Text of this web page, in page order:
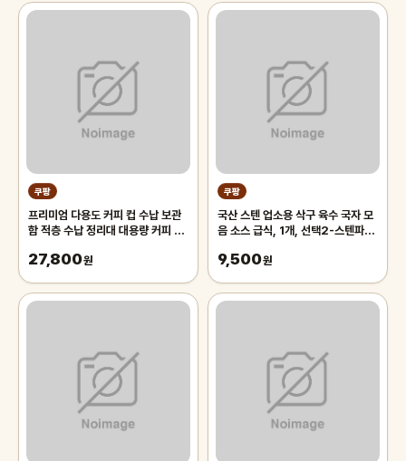
쿠팡
프리미엄 다용도 커피 컵 수납 보관
함 적층 수납 정리대 대용량 커피 트
27,800원
쿠팡
국산 스텐 업소용 삭구 육수 국자 모
음 소스 급식, 1개, 선택2-스텐파란
9,500원